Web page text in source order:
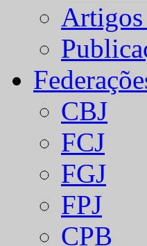
CBJ
FCJ
FGJ
FPJ
CPB